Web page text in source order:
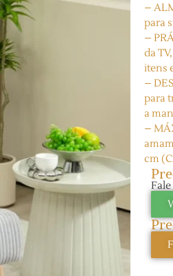
–
para
–
da
itens
–
para
a
–
cm